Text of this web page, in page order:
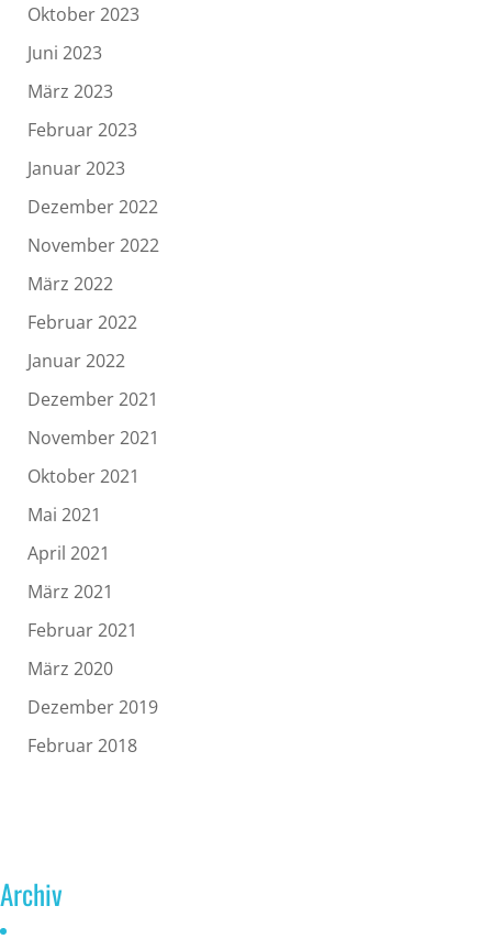
Oktober 2023
Juni 2023
März 2023
Februar 2023
Januar 2023
Dezember 2022
November 2022
März 2022
Februar 2022
Januar 2022
Dezember 2021
November 2021
Oktober 2021
Mai 2021
April 2021
März 2021
Februar 2021
März 2020
Dezember 2019
Februar 2018
Archiv